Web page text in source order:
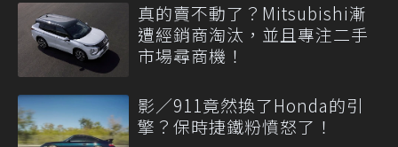
真的賣不動了？Mitsubishi漸
遭經銷商淘汰，並且專注二手
市場尋商機！
影／911竟然換了Honda的引
擎？保時捷鐵粉憤怒了！